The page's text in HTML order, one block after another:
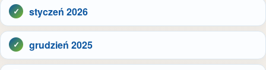
styczeń 2026
grudzień 2025